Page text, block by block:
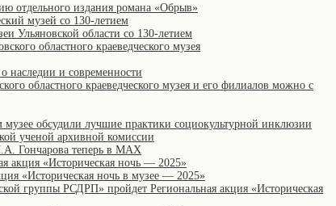
отдельного издания романа «Обрыв»
музей со 130-летием
Ульяновской области со 130-летием
областного краеведческого музея
наследии и современности
областного краеведческого музея и его филиалов можно с
обсудили лучшие практики социокультурной инклюзии
ученой архивной комиссии
Гончарова теперь в MAX
акция «Историческая ночь — 2025»
«Историческая ночь в музее — 2025»
группы РСДРП» пройдет Региональная акция «Историческая